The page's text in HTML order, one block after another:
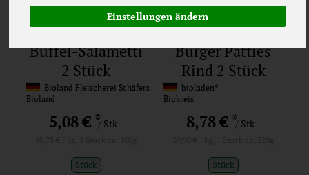
Einstellungen ändern
Büffel-Salametti
2 Stück
Bioland Fleischerei Schäfers
Bioland
5,08 € */ Stk
Stück
Burger Patties
Rind 2 Stück
bioladen*
Biokreis
8,78 € */ Stk
Stück